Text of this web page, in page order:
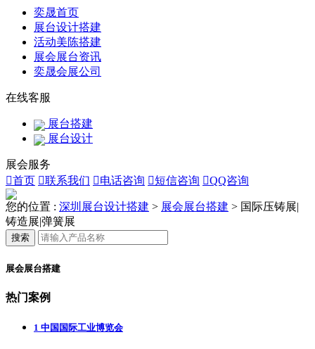
奕晟首页
展台设计搭建
活动美陈搭建
展会展台资讯
奕晟会展公司
在线客服
展台搭建
展台设计
展会服务
首页 联系我们 电话咨询 短信咨询 QQ咨询
您的位置 : 深圳展台设计搭建 > 展会展台搭建 > 国际压铸展|
铸造展|弹簧展
搜索
展会展台搭建
热门案例
1 中国国际工业博览会